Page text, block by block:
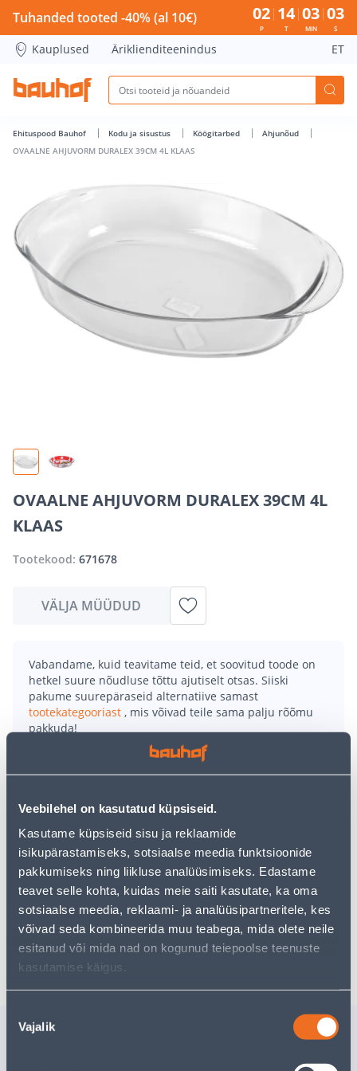
Veebilehel on kasutatud küpsiseid.
Kasutame küpsiseid sisu ja reklaamide
isikupärastamiseks, sotsiaalse meedia funktsioonide
pakkumiseks ning liikluse analüüsimiseks. Edastame
teavet selle kohta, kuidas meie saiti kasutate, ka oma
sotsiaalse meedia, reklaami- ja analüüsipartneritele, kes
võivad seda kombineerida muu teabega, mida olete neile
esitanud või mida nad on kogunud teiepoolse teenuste
kasutamise käigus.
valik
Vajalik
OVAALNE AHJUVORM DURALEX 39CM 4L KLAAS - Bauhof
Tuhanded tooted -40% (al 10€) 02
P
14
T
03
MIN
02
S
Kauplused Äriklienditeenindus ET
Ehituspood Bauhof Kodu ja sisustus Köögitarbed
Ahjunõud
OVAALNE AHJUVORM DURALEX 39CM 4L KLAAS
OVAALNE AHJUVORM DURALEX 39CM 4L
KLAAS
Tootekood: 671678
VÄLJA MÜÜDUD
Vabandame, kuid teavitame teid, et soovitud toode on
hetkel suure nõudluse tõttu ajutiselt otsas. Siiski
pakume suurepäraseid alternatiive samast
tootekategooriast , mis võivad teile sama palju rõõmu
pakkuda!
Teie ostlemisrõõm ei pea aga siin lõppema - oma
uurimistööd saate jätkata, naastes
kasutades meie võimsat otsingufunktsiooni, et leida
• Ovaalne klaasist ahjuvorm.
• Mõõtmed 27 x 39 x 7 cm.
• Mahutavus 4 liitrit.
• 14-päevane tagastusõigus.
Tarne pole võimalik
Sarnased tooted